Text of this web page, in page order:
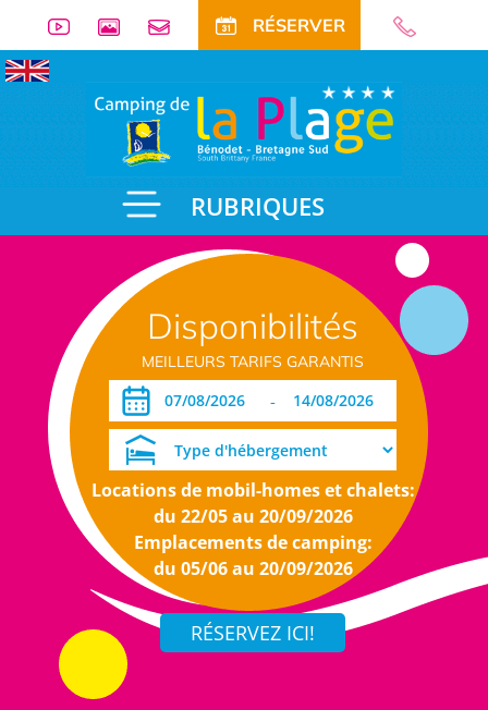
RÉSERVER
RUBRIQUES
Disponibilités
MEILLEURS TARIFS GARANTIS
-
Locations de mobil-homes et chalets:
du 22/05 au 20/09/2026
Emplacements de camping:
du 05/06 au 20/09/2026